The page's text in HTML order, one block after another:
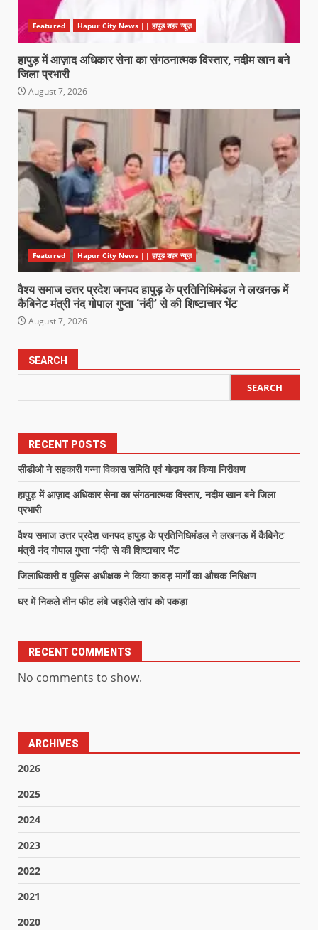
Featured Hapur City News || हापुड़ शहर न्यूज़
हापुड़ में आज़ाद अधिकार सेना का संगठनात्मक विस्तार, नदीम खान बने
जिला प्रभारी
August 7, 2026
Featured Hapur City News || हापुड़ शहर न्यूज़
वैश्य समाज उत्तर प्रदेश जनपद हापुड़ के प्रतिनिधिमंडल ने लखनऊ में
कैबिनेट मंत्री नंद गोपाल गुप्ता ‘नंदी’ से की शिष्टाचार भेंट
August 7, 2026
SEARCH
SEARCH
RECENT POSTS
सीडीओ ने सहकारी गन्ना विकास समिति एवं गोदाम का किया निरीक्षण
हापुड़ में आज़ाद अधिकार सेना का संगठनात्मक विस्तार, नदीम खान बने जिला
प्रभारी
वैश्य समाज उत्तर प्रदेश जनपद हापुड़ के प्रतिनिधिमंडल ने लखनऊ में कैबिनेट
मंत्री नंद गोपाल गुप्ता ‘नंदी’ से की शिष्टाचार भेंट
जिलाधिकारी व पुलिस अधीक्षक ने किया कावड़ मार्गों का औचक निरिक्षण
घर में निकले तीन फीट लंबे जहरीले सांप को पकड़ा
RECENT COMMENTS
No comments to show.
ARCHIVES
2026
2025
2024
2023
2022
2021
2020